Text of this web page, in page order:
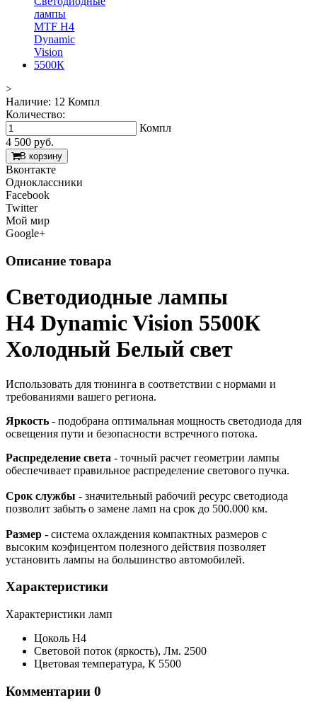
>
Наличие: 12 Компл
Количество:
Компл
4 500 руб.
В корзину
Вконтакте
Одноклассники
Facebook
Twitter
Мой мир
Google+
Описание товара
Светодиодные лампы
Н4 Dynamic Vision 5500К
Холодный Белый свет
Использовать для тюнинга в соответствии с нормами и
требованиями вашего региона.
Яркость - подобрана оптимальная мощность светодиода для
освещения пути и безопасности встречного потока.
Распределение света - точный расчет геометрии лампы
обеспечивает правильное распределение светового пучка.
Срок службы - значительный рабочий ресурс светодиода
позволит забыть о замене ламп на срок до 500.000 км.
Размер - система охлаждения компактных размеров с
высоким коэфицентом полезного действия позволяет
установить лампы на большинство автомобилей.
Характеристики
Характеристики ламп
Цоколь H4
Световой поток (яркость), Лм. 2500
Цветовая температура, К 5500
Комментарии 0